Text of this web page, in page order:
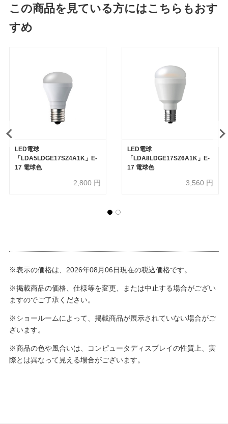
この商品を見ている方にはこちらもおす
すめ
LED電球
「LDA5LDGE17SZ4A1K」E-
17 電球色
2,800 円
LED電球
「LDA8LDGE17SZ6A1K」E-
17 電球色
3,560 円
※表示の価格は、2026年08月06日現在の税込価格です。
※掲載商品の価格、仕様等を変更、または中止する場合がござい
ますのでご了承ください。
※ショールームによって、掲載商品が展示されていない場合がご
ざいます。
※商品の色や風合いは、コンピュータディスプレイの性質上、実
際とは異なって見える場合がございます。